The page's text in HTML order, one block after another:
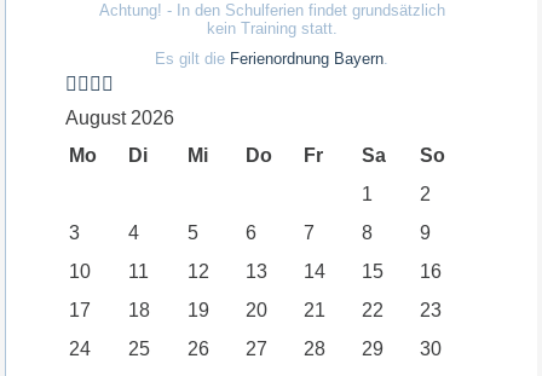
Achtung! - In den Schulferien findet grundsätzlich
kein Training statt.
Es gilt die Ferienordnung Bayern.
August 2026
Mo
Di Mi Do Fr Sa
So
1
2
3
4 5 6 7 8
9
10
11 12 13 14 15
16
17
18 19 20 21 22
23
24
25 26 27 28 29
30